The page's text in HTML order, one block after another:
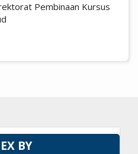
Pembinaan Kursus
BY